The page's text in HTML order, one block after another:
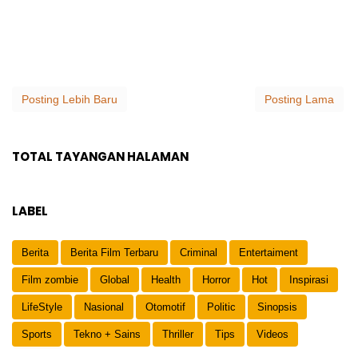
Posting Lebih Baru Posting Lama
TOTAL TAYANGAN HALAMAN
LABEL
Berita Berita Film Terbaru Criminal Entertaiment
Film zombie Global Health Horror Hot Inspirasi
LifeStyle Nasional Otomotif Politic Sinopsis
Sports Tekno + Sains Thriller Tips Videos